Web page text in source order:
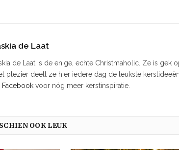
de Laat
de Laat is de enige, echte Christmaholic. Ze is gek
plezier deelt ze hier iedere dag de leukste
Facebook voor nóg meer kerstinspiratie.
OOK LEUK